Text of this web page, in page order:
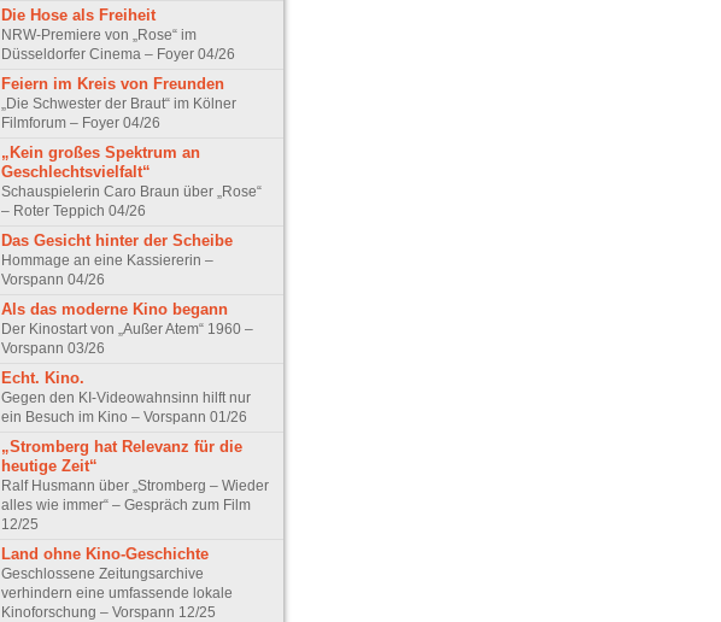
Die Hose als Freiheit
NRW-Premiere von „Rose“ im
Düsseldorfer Cinema – Foyer 04/26
Feiern im Kreis von Freunden
„Die Schwester der Braut“ im Kölner
Filmforum – Foyer 04/26
„Kein großes Spektrum an
Geschlechtsvielfalt“
Schauspielerin Caro Braun über „Rose“
– Roter Teppich 04/26
Das Gesicht hinter der Scheibe
Hommage an eine Kassiererin –
Vorspann 04/26
Als das moderne Kino begann
Der Kinostart von „Außer Atem“ 1960 –
Vorspann 03/26
Echt. Kino.
Gegen den KI-Videowahnsinn hilft nur
ein Besuch im Kino – Vorspann 01/26
„Stromberg hat Relevanz für die
heutige Zeit“
Ralf Husmann über „Stromberg – Wieder
alles wie immer“ – Gespräch zum Film
12/25
Land ohne Kino-Geschichte
Geschlossene Zeitungsarchive
verhindern eine umfassende lokale
Kinoforschung – Vorspann 12/25